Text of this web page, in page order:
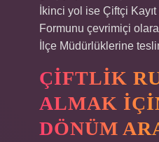
İkinci yol ise Çiftçi
Formunu çevrimiçi
İlçe Müdürlüklerine
ÇIFTLIK
ALMAK
DÖNÜM